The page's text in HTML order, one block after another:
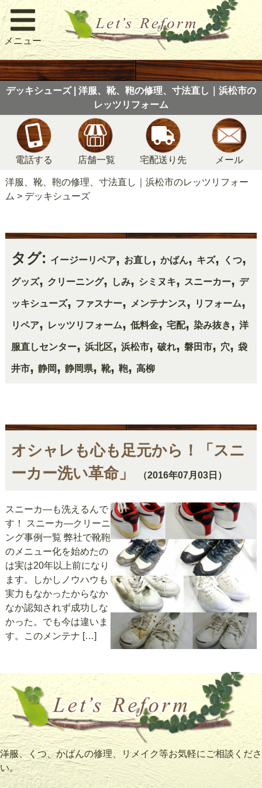
メニュー
デッキシューズ | 洋服、靴、鞄の修理、寸法直し｜浜松市の
レッツリフォーム
電話する 店舗一覧 宅配送り先 メール
洋服、靴、鞄の修理、寸法直し｜浜松市のレッツリフォー
ム > デッキシューズ
タグ: イージーリペア, お直し, かばん, キズ, くつ,
グッズ, クリーニング, しみ, シミヌキ, スニーカー, デ
ッキシューズ, ファスナー, メンテナンス, リフォーム,
リペア, レッツリフォーム, 低料金, 宅配, 染み抜き, 洋
服直しセンター, 浜北区, 浜松市, 破れ, 磐田市, 穴, 袋
井市, 静岡, 静岡県, 靴, 鞄, 高柳
オシャレも心も足元から！「スニ
ーカー洗い革命」
（2016年07月03日）
スニーカ―も洗えるんで
す！ スニーカ―クリーニ
ング事例一覧 弊社で靴鞄
のメニュー化を始めたの
は実は20年以上前になり
ます。しかしノウハウも
実力もなかったからなか
なか認知されず成功しな
かった。でも今は違いま
す。このメンテナ […]
洋服、くつ、かばんの修理、リメイク等お気軽にご相談くださ
い。